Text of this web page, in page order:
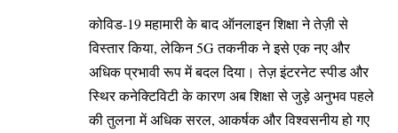
कोविड-19 महामारी के बाद ऑनलाइन शिक्षा ने तेज़ी से
विस्तार किया, लेकिन 5G तकनीक ने इसे एक नए और
अधिक प्रभावी रूप में बदल दिया। तेज़ इंटरनेट स्पीड और
स्थिर कनेक्टिविटी के कारण अब शिक्षा से जुड़े अनुभव पहले
की तुलना में अधिक सरल, आकर्षक और विश्वसनीय हो गए